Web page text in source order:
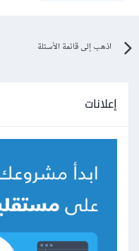
اذهب إلى قائمة الأسئلة
إعلانات